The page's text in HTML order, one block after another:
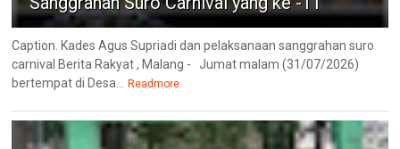
Caption. Kades Agus Supriadi dan pelaksanaan sanggrahan suro
carnival Berita Rakyat , Malang - Jumat malam (31/07/2026)
bertempat di Desa...
Readmore